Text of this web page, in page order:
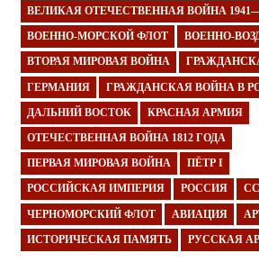
ВЕЛИКАЯ ОТЕЧЕСТВЕННАЯ ВОЙНА
ВОЕННО-МОРСКОЙ ФЛОТ ВОЕННО-
ВТОРАЯ МИРОВАЯ ВОЙНА
ГЕРМАНИЯ ГРАЖДАНСКАЯ ВОЙНА В
ДАЛЬНИЙ ВОСТОК КРАСНАЯ АРМИЯ
ОТЕЧЕСТВЕННАЯ ВОЙНА 1812 ГОДА
ПЕРВАЯ МИРОВАЯ ВОЙНА ПЁТР I
РОССИЙСКАЯ ИМПЕРИЯ РОССИЯ
ЧЕРНОМОРСКИЙ ФЛОТ АВИАЦИЯ
ИСТОРИЧЕСКАЯ ПАМЯТЬ РУССКАЯ